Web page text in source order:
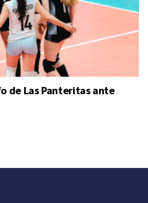
de Las Panteritas ante